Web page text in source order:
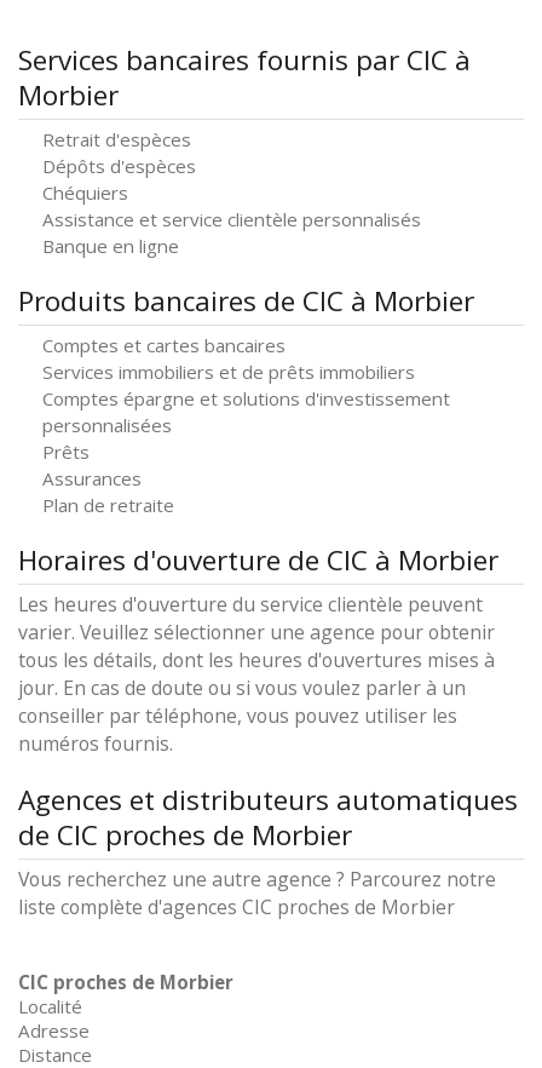
Services bancaires fournis par CIC à
Morbier
Retrait d'espèces
Dépôts d'espèces
Chéquiers
Assistance et service clientèle personnalisés
Banque en ligne
Produits bancaires de CIC à Morbier
Comptes et cartes bancaires
Services immobiliers et de prêts immobiliers
Comptes épargne et solutions d'investissement
personnalisées
Prêts
Assurances
Plan de retraite
Horaires d'ouverture de CIC à Morbier
Les heures d'ouverture du service clientèle peuvent
varier. Veuillez sélectionner une agence pour obtenir
tous les détails, dont les heures d'ouvertures mises à
jour. En cas de doute ou si vous voulez parler à un
conseiller par téléphone, vous pouvez utiliser les
numéros fournis.
Agences et distributeurs automatiques
de CIC proches de Morbier
Vous recherchez une autre agence ? Parcourez notre
liste complète d'agences CIC proches de Morbier
CIC proches de Morbier
Localité
Adresse
Distance